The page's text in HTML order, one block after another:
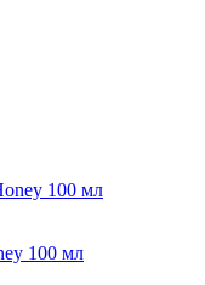
100 мл